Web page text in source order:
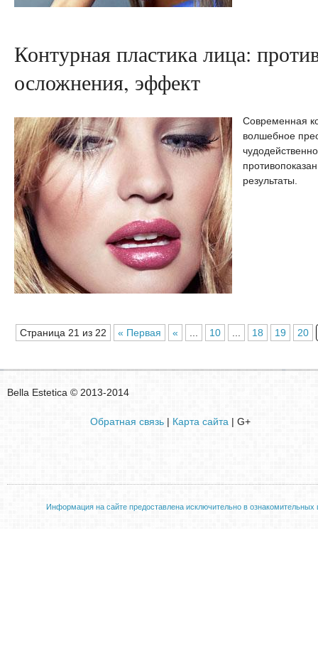
Контурная пластика лица:
осложнения, эффект
Современная
волшебное
результаты.
Страница 21 из 22 « Первая « 10 18 19 20
Bella Estetica © 2013-2014
Обратная связь | Карта сайта | G+
Информация на сайте предоставлена исключительно в